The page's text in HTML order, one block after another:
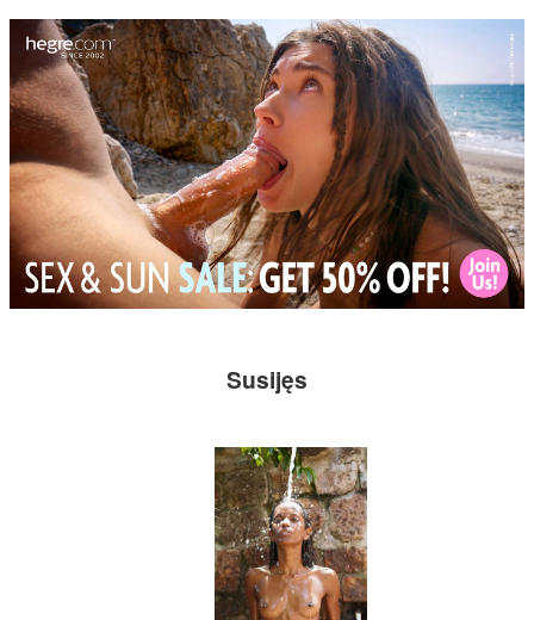
Susijęs